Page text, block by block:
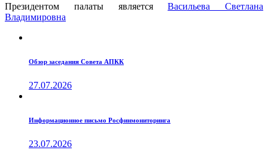
Президентом палаты являетсяВаcильева Светлана
Владимировна
Обзор заседания Совета АПКК
27.07.2026
Информационное письмо Росфинмониторинга
23.07.2026